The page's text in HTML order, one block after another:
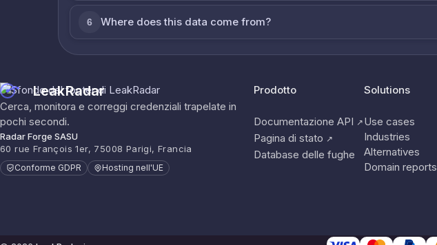
6 Where does this data come from?
LeakRadar
Cerca, monitora e correggi credenziali trapelate in
pochi secondi.
Radar Forge SASU
60 rue François 1er, 75008 Parigi, Francia
Conforme GDPR Hosting nell'UE
Prodotto
Documentazione API ↗
Pagina di stato ↗
Database delle fughe
Solutions
Use cases
Industries
Alternatives
Domain reports